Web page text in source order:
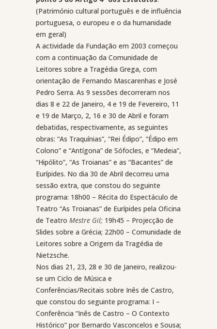
(Património cultural português e de influência
portuguesa, o europeu e o da humanidade
em geral)
A actividade da Fundação em 2003 começou
com a continuação da Comunidade de
Leitores sobre a Tragédia Grega, com
orientação de Fernando Mascarenhas e José
Pedro Serra. As 9 sessões decorreram nos
dias 8 e 22 de Janeiro, 4 e 19 de Fevereiro, 11
e 19 de Março, 2, 16 e 30 de Abril e foram
debatidas, respectivamente, as seguintes
obras: “As Traquínias”, “Rei Édipo”, “Édipo em
Colono” e “Antígona” de Sófocles, e “Medeia”,
“Hipólito”, “As Troianas” e as “Bacantes” de
Eurípides. No dia 30 de Abril decorreu uma
sessão extra, que constou do seguinte
programa: 18h00 – Récita do Espectáculo de
Teatro “As Troianas” de Eurípides pela Oficina
de Teatro Mestre Gil; 19h45 – Projecção de
Slides sobre a Grécia; 22h00 – Comunidade de
Leitores sobre a Origem da Tragédia de
Nietzsche.
Nos dias 21, 23, 28 e 30 de Janeiro, realizou-
se um Ciclo de Música e
Conferências/Recitais sobre Inês de Castro,
que constou do seguinte programa: I –
Conferência “Inês de Castro – O Contexto
Histórico” por Bernardo Vasconcelos e Sousa;